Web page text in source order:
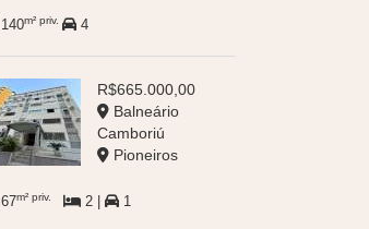
| 140m² priv. 4
R$665.000,00
Balneário
Camboriú
Pioneiros
| 67m² priv. 2 | 1